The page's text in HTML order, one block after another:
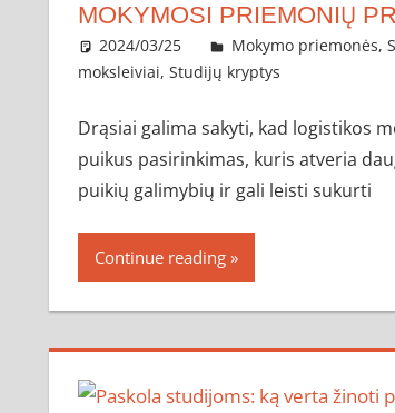
MOKYMOSI PRIEMONIŲ
2024/03/25 administratorius
Mokymo priemonės,
moksleiviai, Studijų kryptys
Drąsiai galima sakyti, kad logistikos
puikus pasirinkimas, kuris atveria
puikių galimybių ir gali leisti sukurti
Continue reading